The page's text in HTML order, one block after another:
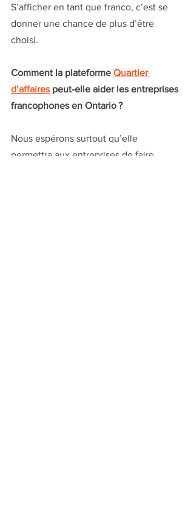
S’afficher en tant que franco, c’est se
donner une chance de plus d’être
choisi.
Comment la plateforme Quartier
d’affaires peut-elle aider les entreprises
francophones en Ontario ?
Nous espérons surtout qu’elle
permettra aux entreprises de faire